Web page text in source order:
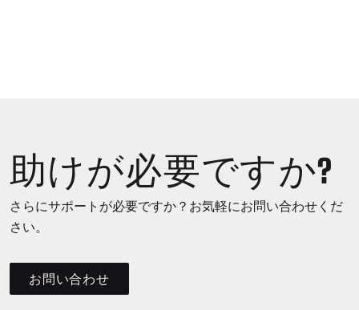
助けが必要ですか?
さらにサポートが必要ですか？お気軽にお問い合わせくだ
さい。
お問い合わせ